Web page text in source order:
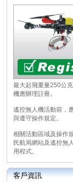
最大起飛重量250公
機應辦理註冊。
遙控無人機活動前，
與遵守操作規定。
相關活動區域及操作
民航局網站及遙控無
用程式。
客戶資訊